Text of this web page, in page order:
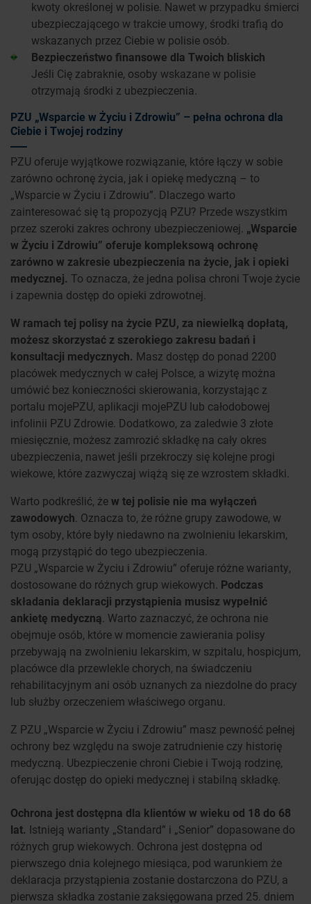
kwoty określonej w polisie. Nawet w przypadku śmierci
ubezpieczającego w trakcie umowy, środki trafią do
wskazanych przez Ciebie w polisie osób.
Bezpieczeństwo finansowe dla Twoich bliskich
Jeśli Cię zabraknie, osoby wskazane w polisie
otrzymają środki z ubezpieczenia.
PZU „Wsparcie w Życiu i Zdrowiu” – pełna ochrona dla
Ciebie i Twojej rodziny
PZU oferuje wyjątkowe rozwiązanie, które łączy w sobie
zarówno ochronę życia, jak i opiekę medyczną – to
„Wsparcie w Życiu i Zdrowiu”. Dlaczego warto
zainteresować się tą propozycją PZU? Przede wszystkim
przez szeroki zakres ochrony ubezpieczeniowej. „Wsparcie
w Życiu i Zdrowiu” oferuje kompleksową ochronę
zarówno w zakresie ubezpieczenia na życie, jak i opieki
medycznej. To oznacza, że jedna polisa chroni Twoje życie
i zapewnia dostęp do opieki zdrowotnej.
W ramach tej polisy na życie PZU, za niewielką dopłatą,
możesz skorzystać z szerokiego zakresu badań i
konsultacji medycznych. Masz dostęp do ponad 2200
placówek medycznych w całej Polsce, a wizytę można
umówić bez konieczności skierowania, korzystając z
portalu mojePZU, aplikacji mojePZU lub całodobowej
infolinii PZU Zdrowie. Dodatkowo, za zaledwie 3 złote
miesięcznie, możesz zamrozić składkę na cały okres
ubezpieczenia, nawet jeśli przekroczy się kolejne progi
wiekowe, które zazwyczaj wiążą się ze wzrostem składki.
Warto podkreślić, żew tej polisie nie ma wyłączeń
zawodowych . Oznacza to, że różne grupy zawodowe, w
tym osoby, które były niedawno na zwolnieniu lekarskim,
mogą przystąpić do tego ubezpieczenia.
PZU „Wsparcie w Życiu i Zdrowiu” oferuje różne warianty,
dostosowane do różnych grup wiekowych. Podczas
składania deklaracji przystąpienia musisz wypełnić
ankietę medyczną . Warto zaznaczyć, że ochrona nie
obejmuje osób, które w momencie zawierania polisy
przebywają na zwolnieniu lekarskim, w szpitalu, hospicjum,
placówce dla przewlekle chorych, na świadczeniu
rehabilitacyjnym ani osób uznanych za niezdolne do pracy
lub służby orzeczeniem właściwego organu.
Z PZU „Wsparcie w Życiu i Zdrowiu” masz pewność pełnej
ochrony bez względu na swoje zatrudnienie czy historię
medyczną. Ubezpieczenie chroni Ciebie i Twoją rodzinę,
oferując dostęp do opieki medycznej i stabilną składkę.
Ochrona jest dostępna dla klientów w wieku od 18 do 68
lat. Istnieją warianty „Standard” i „Senior” dopasowane do
różnych grup wiekowych. Ochrona jest dostępna od
pierwszego dnia kolejnego miesiąca, pod warunkiem że
deklaracja przystąpienia zostanie dostarczona do PZU, a
pierwsza składka zostanie zaksięgowana przed 25. dniem